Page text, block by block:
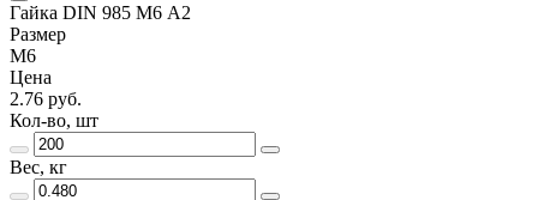
Гайка DIN 985 М6 А2
Размер
М6
Цена
2.76 руб.
Кол-во, шт
Вес, кг